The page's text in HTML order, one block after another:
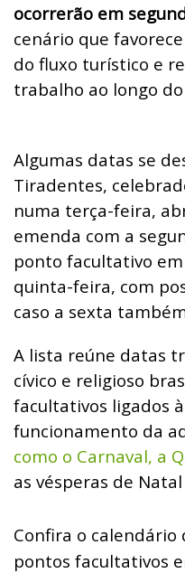
ocorrerão em
cenário que
do fluxo turístico e
trabalho ao longo
Algumas datas se
Tiradentes,
numa terça-feira,
emenda com a
ponto facultativo
quinta-feira, com
caso a sexta
A lista reúne datas
cívico e religioso
facultativos ligados
funcionamento da
como o Carnaval, a
as vésperas de
Confira o calendário
pontos facultativos